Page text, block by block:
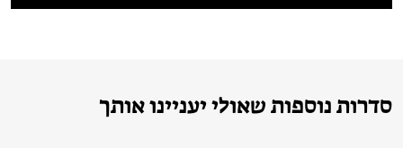
סדרות נוספות שאולי יעניינו אותך